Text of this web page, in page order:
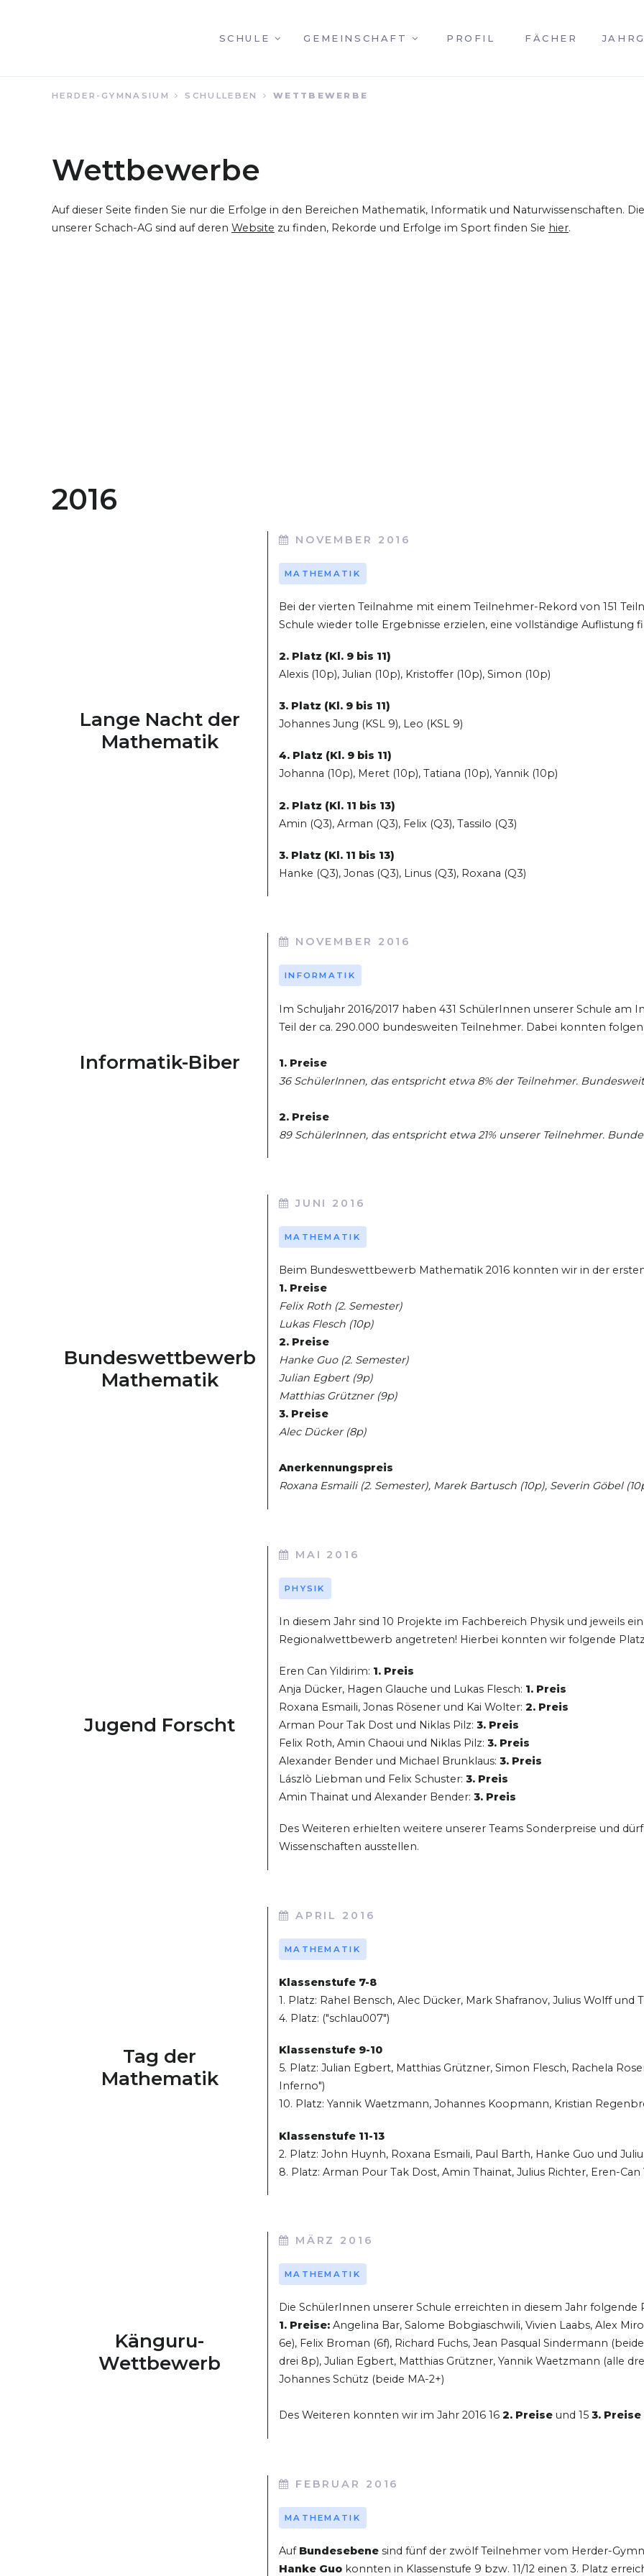
NAVIGATION
SCHULE GEMEINSCHAFT PROFIL FÄCHER
HERDER-GYMNASIUM SCHULLEBEN WETTBEWERBE
Wettbewerbe
Auf dieser Seite finden Sie nur die Erfolge in den Bereichen Mathematik, Informatik und Naturwissenschaften.
unserer Schach-AG sind auf deren Website zu finden, Rekorde und Erfolge im Sport finden Sie hier.
2016
Lange Nacht der
Mathematik
NOVEMBER 2016
MATHEMATIK
Bei der vierten Teilnahme mit einem Teilnehmer-Rekord von 151
Schule wieder tolle Ergebnisse erzielen, eine vollständige Auflistung
2. Platz (Kl. 9 bis 11)
Alexis (10p), Julian (10p), Kristoffer (10p), Simon (10p)
3. Platz (Kl. 9 bis 11)
Johannes Jung (KSL 9), Leo (KSL 9)
4. Platz (Kl. 9 bis 11)
Johanna (10p), Meret (10p), Tatiana (10p), Yannik (10p)
2. Platz (Kl. 11 bis 13)
Amin (Q3), Arman (Q3), Felix (Q3), Tassilo (Q3)
3. Platz (Kl. 11 bis 13)
Hanke (Q3), Jonas (Q3), Linus (Q3), Roxana (Q3)
Informatik-Biber
NOVEMBER 2016
INFORMATIK
Im Schuljahr 2016/2017 haben 431 SchülerInnen unserer Schule
Teil der ca. 290.000 bundesweiten Teilnehmer. Dabei konnten
1. Preise
36 SchülerInnen, das entspricht etwa 8% der Teilnehmer.
2. Preise
89 SchülerInnen, das entspricht etwa 21% unserer Teilnehmer.
Bundeswettbewerb
Mathematik
JUNI 2016
MATHEMATIK
Beim Bundeswettbewerb Mathematik 2016 konnten wir in der
1. Preise
Felix Roth (2. Semester)
Lukas Flesch (10p)
2. Preise
Hanke Guo (2. Semester)
Julian Egbert (9p)
Matthias Grützner (9p)
3. Preise
Alec Dücker (8p)
Anerkennungspreis
Roxana Esmaili (2. Semester), Marek Bartusch (10p), Severin Göbel
Jugend Forscht
MAI 2016
PHYSIK
In diesem Jahr sind 10 Projekte im Fachbereich Physik und jeweils
Regionalwettbewerb angetreten! Hierbei konnten wir folgende
Eren Can Yildirim: 1. Preis
Anja Dücker, Hagen Glauche und Lukas Flesch: 1. Preis
Roxana Esmaili, Jonas Rösener und Kai Wolter: 2. Preis
Arman Pour Tak Dost und Niklas Pilz: 3. Preis
Felix Roth, Amin Chaoui und Niklas Pilz: 3. Preis
Alexander Bender und Michael Brunklaus: 3. Preis
Lászlò Liebman und Felix Schuster: 3. Preis
Amin Thainat und Alexander Bender: 3. Preis
Des Weiteren erhielten weitere unserer Teams Sonderpreise und
Wissenschaften ausstellen.
Tag der
Mathematik
APRIL 2016
MATHEMATIK
Klassenstufe 7-8
1. Platz: Rahel Bensch, Alec Dücker, Mark Shafranov, Julius Wolff und
4. Platz: ("schlau007")
Klassenstufe 9-10
5. Platz: Julian Egbert, Matthias Grützner, Simon Flesch, Rachela
Inferno")
10. Platz: Yannik Waetzmann, Johannes Koopmann, Kristian
Klassenstufe 11-13
2. Platz: John Huynh, Roxana Esmaili, Paul Barth, Hanke Guo und
8. Platz: Arman Pour Tak Dost, Amin Thainat, Julius Richter, Eren-Can
Känguru-
Wettbewerb
MÄRZ 2016
MATHEMATIK
Die SchülerInnen unserer Schule erreichten in diesem Jahr folgende
1. Preise: Angelina Bar, Salome Bobgiaschwili, Vivien Laabs, Alex
6e), Felix Broman (6f), Richard Fuchs, Jean Pasqual Sindermann
drei 8p), Julian Egbert, Matthias Grützner, Yannik Waetzmann (alle
Johannes Schütz (beide MA-2+)
Des Weiteren konnten wir im Jahr 2016 16 2. Preise und 15 3. Preise
FEBRUAR 2016
MATHEMATIK
Auf Bundesebene sind fünf der zwölf Teilnehmer vom Herder-
Hanke Guo konnten in Klassenstufe 9 bzw. 11/12 einen 3. Platz